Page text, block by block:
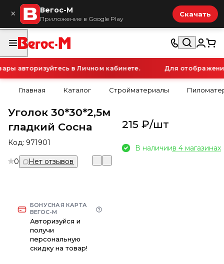
× Вегос-М
Приложение в Google Play
Скачать
авторизуйтесь в Личном кабинете. Для
Главная Каталог Стройматериалы
Уголок 30*30*2,5м
гладкий Сосна
Код: 971901
0 Нет отзывов
БОНУСНАЯ КАРТА
ВЕГОС-М
Авторизуйся и
получи
персональную
скидку на товар!
215 ₽/шт
В наличиив 4 магазинах